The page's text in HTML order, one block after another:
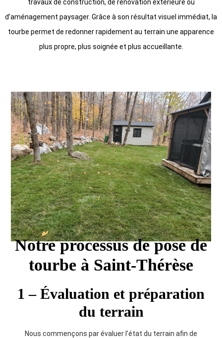
travaux de construction, de rénovation extérieure ou
d’aménagement paysager. Grâce à son résultat visuel immédiat, la
tourbe permet de redonner rapidement au terrain une apparence
plus propre, plus soignée et plus accueillante.
Notre processus de pose de
tourbe à Saint-Thérèse
1 – Évaluation et préparation
du terrain
Nous commençons par évaluer l’état du terrain afin de